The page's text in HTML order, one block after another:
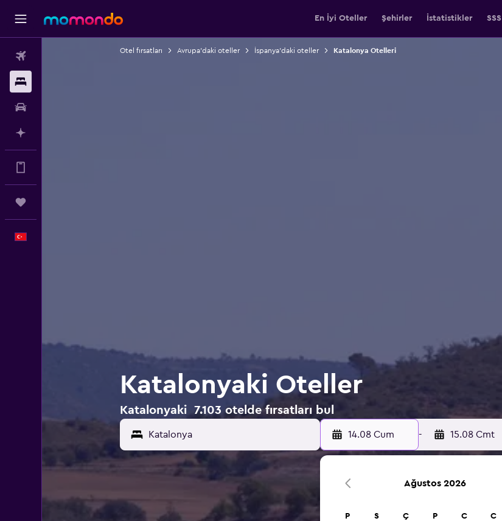
En İyi Oteller Şehirler İstatistikler SSS
Otel fırsatları Avrupa'daki oteller İspanya'daki oteller Katalonya Otelleri
Katalonyaki Oteller
Katalonyaki 7.103 otelde fırsatları bul
Katalonya 14.08 Cum - 15.08 Cmt
Ağustos 2026
P S Ç P C C